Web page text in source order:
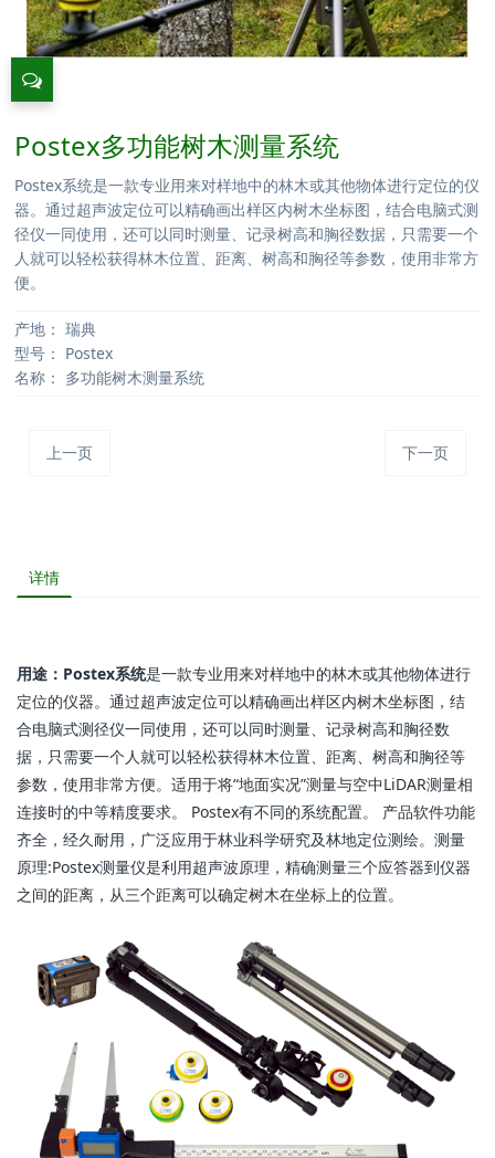
Postex多功能树木测量系统
Postex系统是一款专业用来对样地中的林木或其他物体进行定位的仪
器。通过超声波定位可以精确画出样区内树木坐标图，结合电脑式测
径仪一同使用，还可以同时测量、记录树高和胸径数据，只需要一个
人就可以轻松获得林木位置、距离、树高和胸径等参数，使用非常方
便。
产地： 瑞典
型号： Postex
名称： 多功能树木测量系统
上一页 下一页
详情
用途：Postex系统是一款专业用来对样地中的林木或其他物体进行
定位的仪器。通过超声波定位可以精确画出样区内树木坐标图，结
合电脑式测径仪一同使用，还可以同时测量、记录树高和胸径数
据，只需要一个人就可以轻松获得林木位置、距离、树高和胸径等
参数，使用非常方便。适用于将“地面实况”测量与空中LiDAR测量相
连接时的中等精度要求。 Postex有不同的系统配置。 产品软件功能
齐全，经久耐用，广泛应用于林业科学研究及林地定位测绘。测量
原理:Postex测量仪是利用超声波原理，精确测量三个应答器到仪器
之间的距离，从三个距离可以确定树木在坐标上的位置。